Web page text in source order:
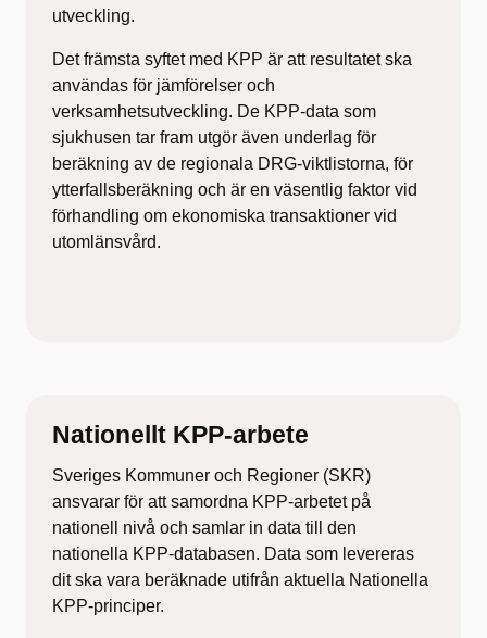
utveckling.
Det främsta syftet med KPP är att resultatet ska
användas för jämförelser och
verksamhetsutveckling. De KPP-data som
sjukhusen tar fram utgör även underlag för
beräkning av de regionala DRG-viktlistorna, för
ytterfallsberäkning och är en väsentlig faktor vid
förhandling om ekonomiska transaktioner vid
utomlänsvård.
Nationellt KPP-arbete
Sveriges Kommuner och Regioner (SKR)
ansvarar för att samordna KPP-arbetet på
nationell nivå och samlar in data till den
nationella KPP-databasen. Data som levereras
dit ska vara beräknade utifrån aktuella Nationella
KPP-principer.